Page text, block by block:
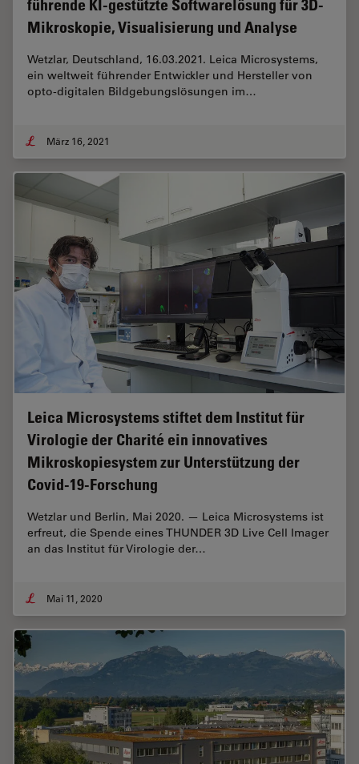
führende KI-gestützte Softwarelösung für 3D-
Mikroskopie, Visualisierung und Analyse
Wetzlar, Deutschland, 16.03.2021. Leica Microsystems,
ein weltweit führender Entwickler und Hersteller von
opto-digitalen Bildgebungslösungen im…
März 16, 2021
Leica Microsystems stiftet dem Institut für
Virologie der Charité ein innovatives
Mikroskopiesystem zur Unterstützung der
Covid-19-Forschung
Wetzlar und Berlin, Mai 2020. — Leica Microsystems ist
erfreut, die Spende eines THUNDER 3D Live Cell Imager
an das Institut für Virologie der…
Mai 11, 2020